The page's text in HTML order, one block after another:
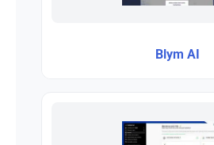
Blym AI